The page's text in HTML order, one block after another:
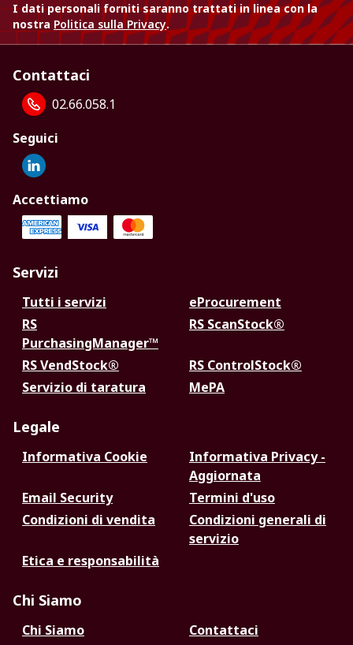
I dati personali forniti saranno trattati in linea con la
nostra Politica sulla Privacy.
Contattaci
02.66.058.1
Seguici
Accettiamo
Servizi
Tutti i servizi
eProcurement
RS
PurchasingManager™
RS ScanStock®
RS VendStock®
RS ControlStock®
Servizio di taratura
MePA
Legale
Informativa Cookie
Informativa Privacy -
Aggiornata
Email Security
Termini d'uso
Condizioni di vendita
Condizioni generali di
servizio
Etica e responsabilità
Chi Siamo
Chi Siamo
Contattaci